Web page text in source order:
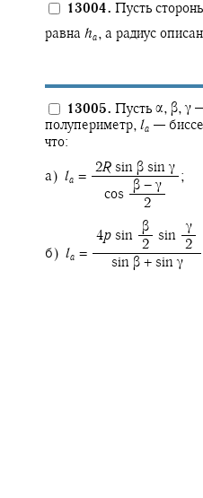
13004. Пусть
равна ha , а радиус
13005. Пусть α, β, γ
полупериметр, la —
что:
а) la = ‍
‍ 2R sin β sin γ
‍ cos ‍
‍ β − γ
‍ 2
;
б) la = ‍
‍ 4p sin ‍
‍ β
‍ 2
sin ‍
‍ γ
‍ 2
‍ sin β + sin γ